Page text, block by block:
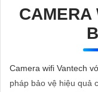
LẮP
CAMERA
Camera wifi Vantech
pháp bảo vệ hiệu quả